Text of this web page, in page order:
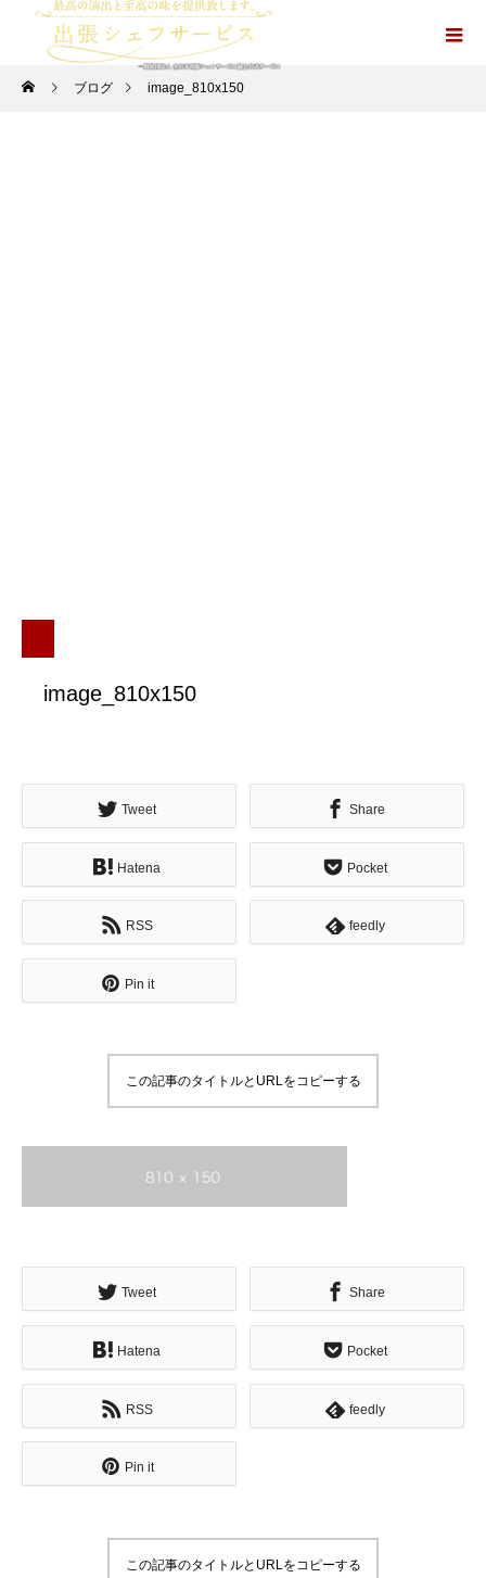
ブログ image_810x150
image_810x150
Tweet Share
Hatena Pocket
RSS feedly
Pin it
この記事のタイトルとURLをコピーする
Tweet Share
Hatena Pocket
RSS feedly
Pin it
この記事のタイトルとURLをコピーする